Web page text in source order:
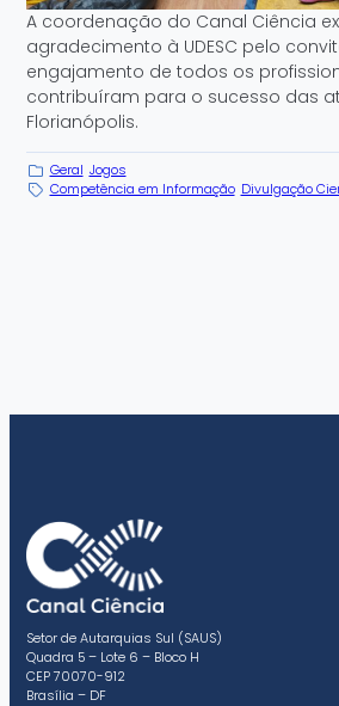
A coordenação do Canal Ciência
agradecimento à UDESC pelo
engajamento de todos os
contribuíram para o sucesso das
Florianópolis.
Geral Jogos
Competência em Informação Divulgação
Setor de Autarquias Sul (SAUS)
Quadra 5 – Lote 6 – Bloco H
CEP 70070-912
Brasília – DF